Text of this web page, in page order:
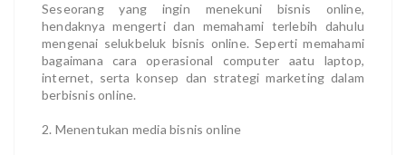
Seseorang yang ingin menekuni bisnis online,
hendaknya mengerti dan memahami terlebih dahulu
mengenai selukbeluk bisnis online. Seperti memahami
bagaimana cara operasional computer aatu laptop,
internet, serta konsep dan strategi marketing dalam
berbisnis online.
2. Menentukan media bisnis online